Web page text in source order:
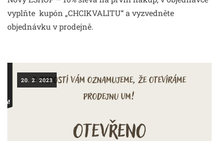
vyplňte kupón „CHCIKVALITU“ a vyzvedněte
objednávku v prodejně.
20. 2. 2023